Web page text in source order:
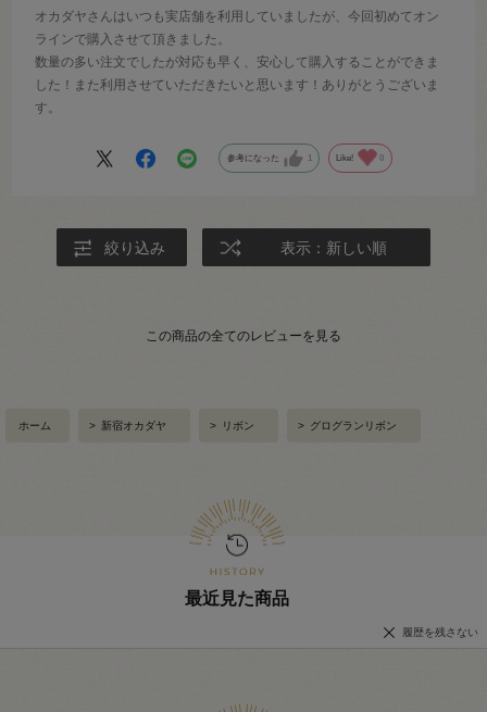
オカダヤさんはいつも実店舗を利用していましたが、今回初めてオン
ラインで購入させて頂きました。
数量の多い注文でしたが対応も早く、安心して購入することができま
した！また利用させていただきたいと思います！ありがとうございま
す。
参考になった 1 Like! 0
絞り込み 表示：新しい順
この商品の全てのレビューを見る
ホーム > 新宿オカダヤ > リボン > グログランリボン
最近見た商品
履歴を残さない